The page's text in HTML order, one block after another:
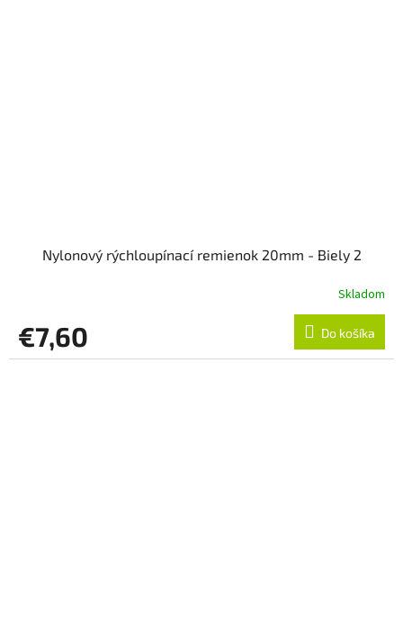
Nylonový rýchloupínací remienok 20mm - Biely 2
Skladom
€7,60 Do košíka